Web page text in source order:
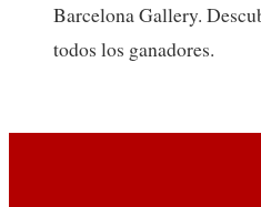
Barcelona Gallery.
todos los ganadores.